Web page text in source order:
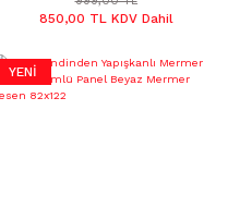
850,00 TL KDV Dahil
YENİ